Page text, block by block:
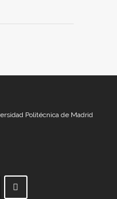
Politécnica de Madrid